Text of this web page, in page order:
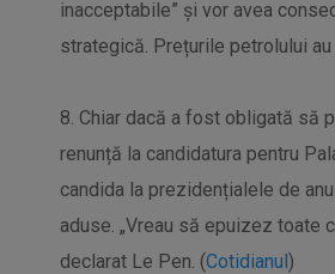
inacceptabile” şi vor avea
strategică. Prețurile petrolului
8. Chiar dacă a fost obligată să
renunță la candidatura pentru
candida la prezidențialele de
aduse. „Vreau să epuizez toate
declarat Le Pen. (Cotidianul)